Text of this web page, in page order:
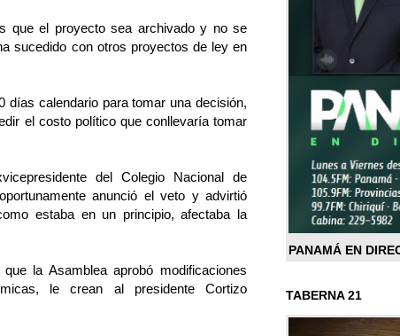
que el proyecto sea archivado y no se
sucedido con otros proyectos de ley en
días calendario para tomar una decisión,
el costo político que conllevaría tomar
del Colegio Nacional de
anunció el veto y advirtió
estaba en un principio, afectaba la
la Asamblea aprobó modificaciones
le crean al presidente Cortizo
PANAMÁ EN
TABERNA 21